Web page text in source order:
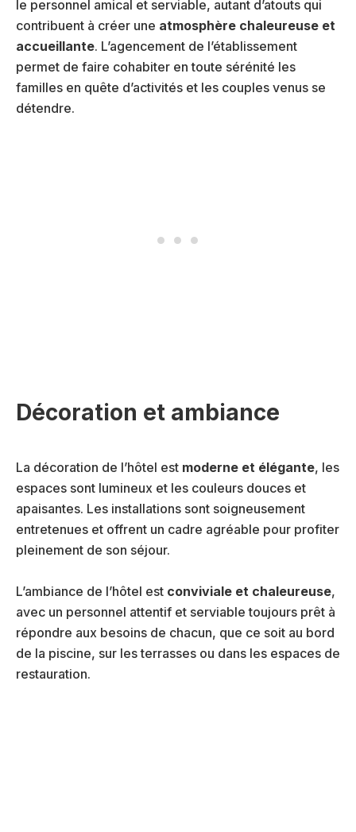
le personnel amical et serviable, autant d’atouts qui
contribuent à créer une atmosphère chaleureuse et
accueillante. L’agencement de l’établissement
permet de faire cohabiter en toute sérénité les
familles en quête d’activités et les couples venus se
détendre.
Décoration et ambiance
La décoration de l’hôtel est moderne et élégante, les
espaces sont lumineux et les couleurs douces et
apaisantes. Les installations sont soigneusement
entretenues et offrent un cadre agréable pour profiter
pleinement de son séjour.
L’ambiance de l’hôtel est conviviale et chaleureuse,
avec un personnel attentif et serviable toujours prêt à
répondre aux besoins de chacun, que ce soit au bord
de la piscine, sur les terrasses ou dans les espaces de
restauration.